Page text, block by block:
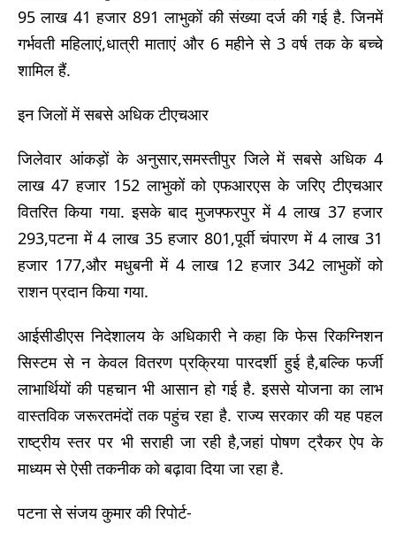
95 लाख 41 हजार 891 लाभुकों की संख्या दर्ज की गई है. जिनमें
गर्भवती महिलाएं,धात्री माताएं और 6 महीने से 3 वर्ष तक के बच्चे
शामिल हैं.
इन जिलों में सबसे अधिक टीएचआर
जिलेवार आंकड़ों के अनुसार,समस्तीपुर जिले में सबसे अधिक 4
लाख 47 हजार 152 लाभुकों को एफआरएस के जरिए टीएचआर
वितरित किया गया. इसके बाद मुजफ्फरपुर में 4 लाख 37 हजार
293,पटना में 4 लाख 35 हजार 801,पूर्वी चंपारण में 4 लाख 31
हजार 177,और मधुबनी में 4 लाख 12 हजार 342 लाभुकों को
राशन प्रदान किया गया.
आईसीडीएस निदेशालय के अधिकारी ने कहा कि फेस रिकग्निशन
सिस्टम से न केवल वितरण प्रक्रिया पारदर्शी हुई है,बल्कि फर्जी
लाभार्थियों की पहचान भी आसान हो गई है. इससे योजना का लाभ
वास्तविक जरूरतमंदों तक पहुंच रहा है. राज्य सरकार की यह पहल
राष्ट्रीय स्तर पर भी सराही जा रही है,जहां पोषण ट्रैकर ऐप के
माध्यम से ऐसी तकनीक को बढ़ावा दिया जा रहा है.
पटना से संजय कुमार की रिपोर्ट-